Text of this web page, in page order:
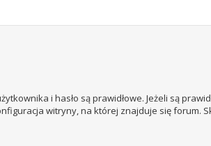
i hasło są prawidłowe. Jeżeli są
witryny, na której znajduje się forum.